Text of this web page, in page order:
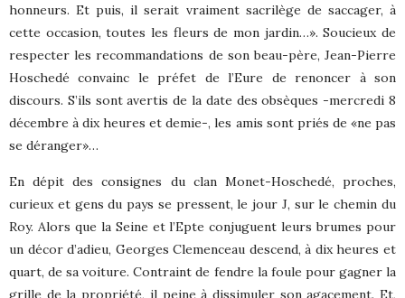
honneurs. Et puis, il serait vraiment sacrilège de saccager, à
cette occasion, toutes les fleurs de mon jardin…». Soucieux de
respecter les recommandations de son beau-père, Jean-Pierre
Hoschedé convainc le préfet de l’Eure de renoncer à son
discours. S’ils sont avertis de la date des obsèques -mercredi 8
décembre à dix heures et demie-, les amis sont priés de «ne pas
se déranger»…
En dépit des consignes du clan Monet-Hoschedé, proches,
curieux et gens du pays se pressent, le jour J, sur le chemin du
Roy. Alors que la Seine et l’Epte conjuguent leurs brumes pour
un décor d’adieu, Georges Clemenceau descend, à dix heures et
quart, de sa voiture. Contraint de fendre la foule pour gagner la